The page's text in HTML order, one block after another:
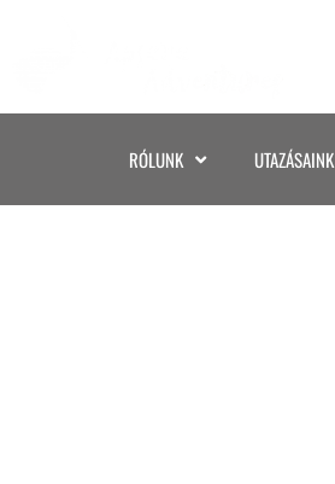
RÓLUNK UTAZÁSAINK